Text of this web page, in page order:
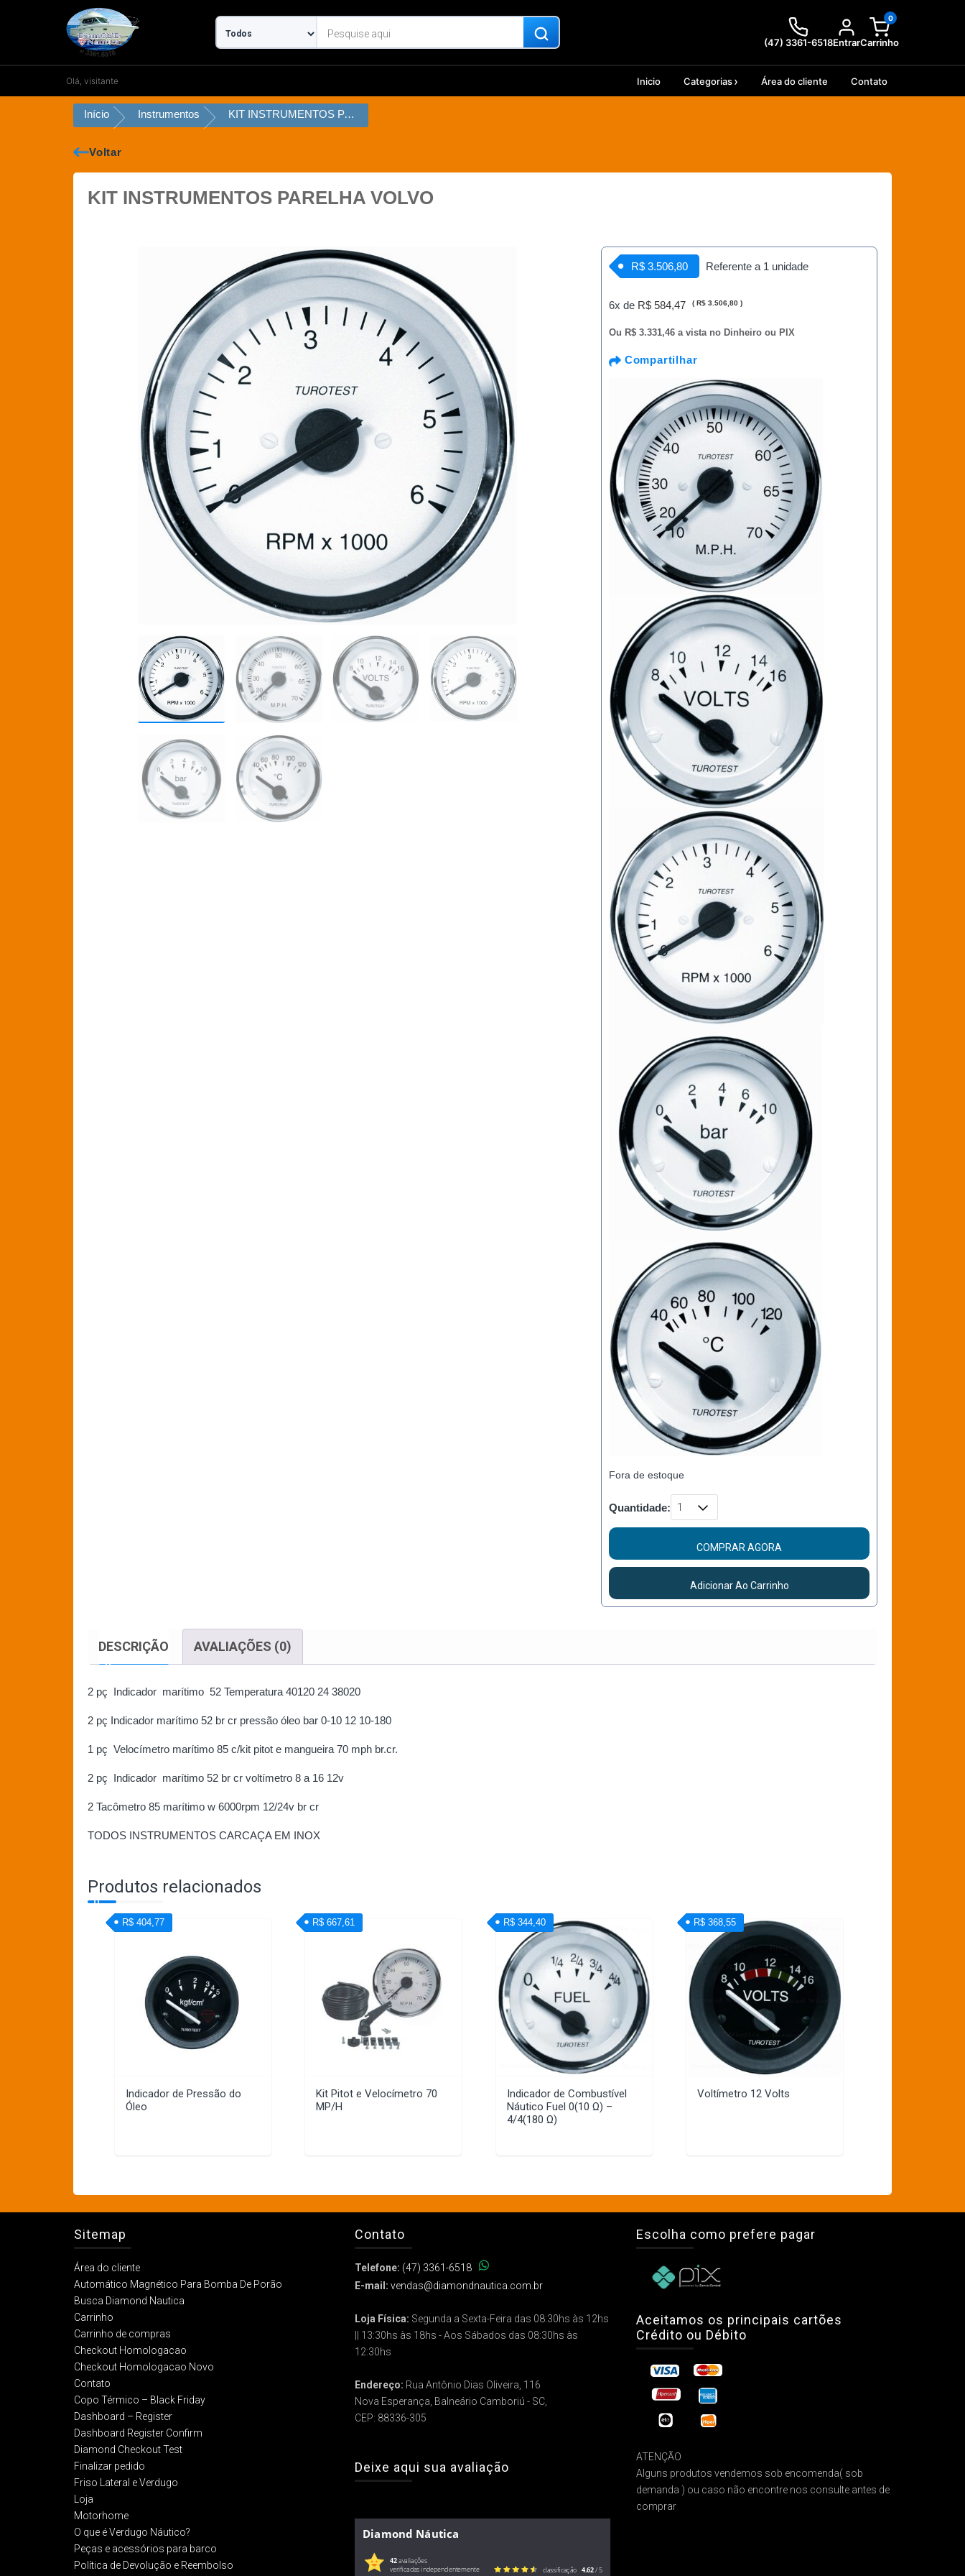
conteúdo
(47) 3361-6518Entrar
0
Carrinho
Olá, visitante Inicio Categorias Área do cliente Contato
Início Instrumentos KIT INSTRUMENTOS PARELHA VOLVO
Voltar
KIT INSTRUMENTOS PARELHA VOLVO
R$ 3.506,80 Referente a 1 unidade
6x de R$ 584,47 ( R$ 3.506,80 )
Ou R$ 3.331,46 a vista no Dinheiro ou PIX
Compartilhar
Fora de estoque
Quantidade:
COMPRAR AGORA
Adicionar Ao Carrinho
DESCRIÇÃO AVALIAÇÕES (0)
2 pç Indicador marítimo 52 Temperatura 40­120 24 380­20
2 pç Indicador marítimo 52 br cr pressão óleo bar 0-10 12 10-180
1 pç Velocímetro marítimo 85 c/kit pitot e mangueira 70 mph br.cr.
2 pç Indicador marítimo 52 br cr voltímetro 8 a 16 12v
2 Tacômetro 85 marítimo w 6000rpm 12/24v br cr
TODOS INSTRUMENTOS CARCAÇA EM INOX
Produtos relacionados
Indicador de Pressão do
Óleo
R$ 404,77
Kit Pitot e Velocímetro 70
MP/H
R$ 667,61
Indicador de Combustível
Náutico Fuel 0(10 Ω) –
4/4(180 Ω)
R$ 344,40
Voltímetro 12 Volts
R$ 368,55
Sitemap
Área do cliente
Automático Magnético Para Bomba De Porão
Busca Diamond Nautica
Carrinho
Carrinho de compras
Checkout Homologacao
Checkout Homologacao Novo
Contato
Copo Térmico – Black Friday
Dashboard – Register
Dashboard Register Confirm
Diamond Checkout Test
Finalizar pedido
Friso Lateral e Verdugo
Loja
Motorhome
O que é Verdugo Náutico?
Peças e acessórios para barco
Política de Devolução e Reembolso​
Contato
Telefone: (47) 3361-6518
E-mail: vendas@diamondnautica.com.br
Loja Física: Segunda a Sexta-Feira das 08:30hs às 12hs
|| 13:30hs às 18hs - Aos Sábados das 08:30hs às
12:30hs
Endereço: Rua Antônio Dias Oliveira, 116
Nova Esperança, Balneário Camboriú - SC,
CEP: 88336-305
Deixe aqui sua avaliação
Diamond Náutica
42avaliações
verificadas independentemente classificação 4.62/ 5
Escolha como prefere pagar
Aceitamos os principais cartões
Crédito ou Débito
ATENÇÃO
Alguns produtos vendemos sob encomenda( sob
demanda ) ou caso não encontre nos consulte antes de
comprar